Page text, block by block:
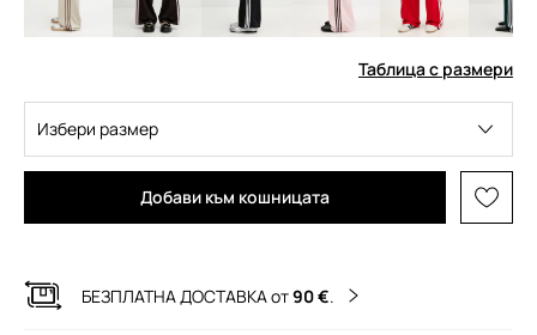
Таблица с размери
Избери размер
Добави към кошницата
БЕЗПЛАТНА ДОСТАВКА от90 €.